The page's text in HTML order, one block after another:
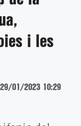
i les
01/2023 10:29